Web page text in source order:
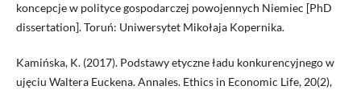
koncepcje w polityce gospodarczej powojennych Niemiec [PhD
dissertation]. Toruń: Uniwersytet Mikołaja Kopernika.
Kamińska, K. (2017). Podstawy etyczne ładu konkurencyjnego w
ujęciu Waltera Euckena. Annales. Ethics in Economic Life, 20(2),